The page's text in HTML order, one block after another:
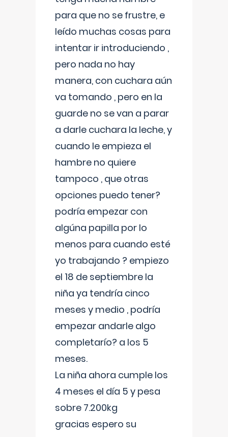
para que no se frustre, e
leído muchas cosas para
intentar ir introduciendo ,
pero nada no hay
manera, con cuchara aún
va tomando , pero en la
guarde no se van a parar
a darle cuchara la leche, y
cuando le empieza el
hambre no quiere
tampoco , que otras
opciones puedo tener?
podría empezar con
algúna papilla por lo
menos para cuando esté
yo trabajando ? empiezo
el 18 de septiembre la
niña ya tendría cinco
meses y medio , podría
empezar andarle algo
completarío? a los 5
meses.
La niña ahora cumple los
4 meses el día 5 y pesa
sobre 7.200kg
gracias espero su